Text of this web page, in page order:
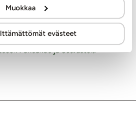
Muokkaa
evästeet
Annun palstan etusivulle
Parisuhde ja Seurustelu